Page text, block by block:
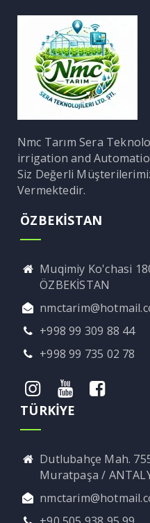
Nmc Tarım Sera
irrigation and
Siz Değerli
Vermektedir.
ÖZBEKİSTAN
Muqimiy Ko'chasi
ÖZBEKİSTAN
+998 99 309 88 44
+998 99 735 02 78
TÜRKİYE
Dutlubahçe Mah.
Muratpaşa /